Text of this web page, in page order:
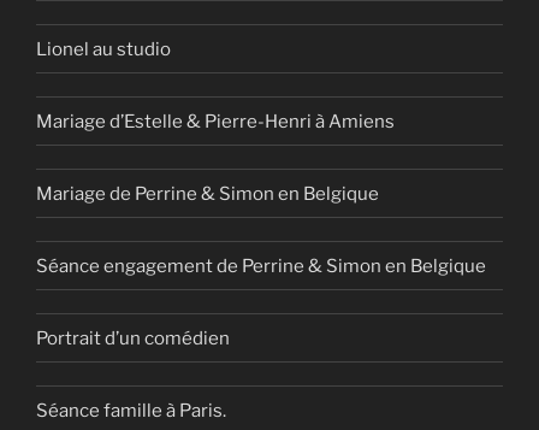
Lionel au studio
Mariage d’Estelle & Pierre-Henri à Amiens
Mariage de Perrine & Simon en Belgique
Séance engagement de Perrine & Simon en Belgique
Portrait d’un comédien
Séance famille à Paris.